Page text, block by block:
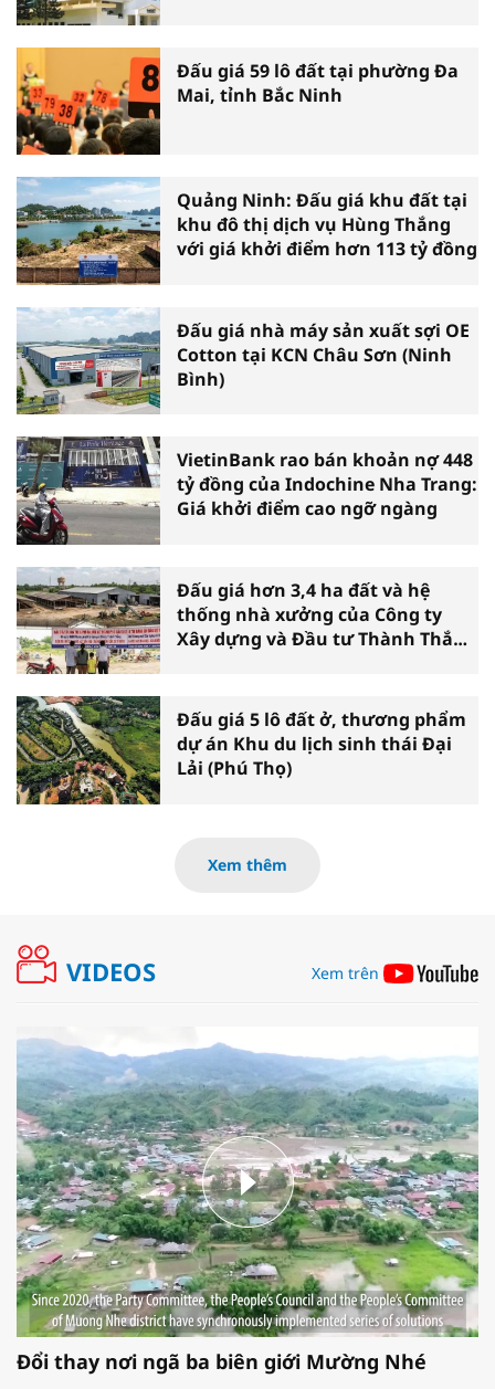
Đấu giá 59 lô đất tại phường Đa
Mai, tỉnh Bắc Ninh
Quảng Ninh: Đấu giá khu đất tại
khu đô thị dịch vụ Hùng Thắng
với giá khởi điểm hơn 113 tỷ đồng
Đấu giá nhà máy sản xuất sợi OE
Cotton tại KCN Châu Sơn (Ninh
Bình)
VietinBank rao bán khoản nợ 448
tỷ đồng của Indochine Nha Trang:
Giá khởi điểm cao ngỡ ngàng
Đấu giá hơn 3,4 ha đất và hệ
thống nhà xưởng của Công ty
Xây dựng và Đầu tư Thành Thắng
Đấu giá 5 lô đất ở, thương phẩm
dự án Khu du lịch sinh thái Đại
Lải (Phú Thọ)
Xem thêm
VIDEOS Xem trên
Đổi thay nơi ngã ba biên giới Mường Nhé